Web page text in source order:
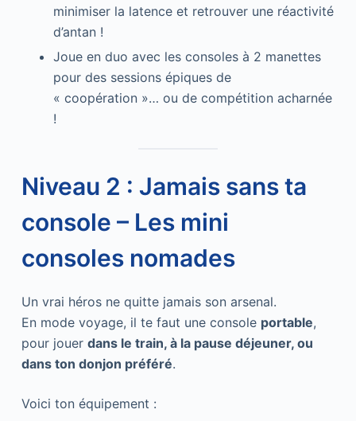
minimiser la latence et retrouver une réactivité
d’antan !
Joue en duo avec les consoles à 2 manettes
pour des sessions épiques de
« coopération »… ou de compétition acharnée
!
Niveau 2 : Jamais sans ta
console – Les mini
consoles nomades
Un vrai héros ne quitte jamais son arsenal.
En mode voyage, il te faut une console portable,
pour jouer dans le train, à la pause déjeuner, ou
dans ton donjon préféré.
Voici ton équipement :